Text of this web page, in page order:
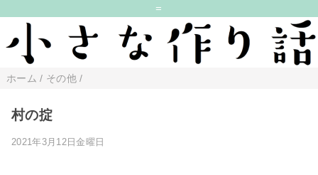
=
ホーム / その他/
村の掟
2021年3月12日金曜日